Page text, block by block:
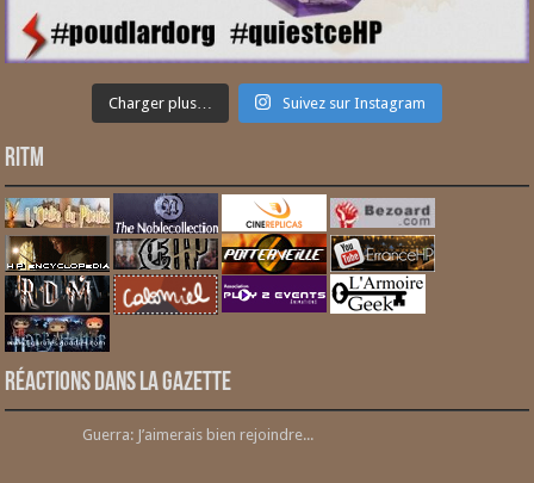
Charger plus… Suivez sur Instagram
RITM
Réactions dans la gazette
Guerra: J’aimerais bien rejoindre...